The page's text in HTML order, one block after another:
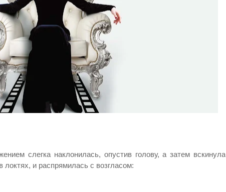
слегка наклонилась, опустив голову, а затем вскинула
локтях, и распрямилась с возгласом: